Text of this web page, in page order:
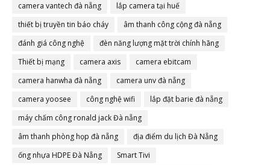
camera vantech đà nẵng
lắp camera tại huế
thiết bị truyền tin báo cháy
âm thanh công cộng đà nẵng
đánh giá công nghệ
đèn năng lượng mặt trời chính hãng
Thiết bị mạng
camera axis
camera ebitcam
camera hanwha đà nẵng
camera unv đà nẵng
camera yoosee
công nghệ wifi
lắp đặt barie đà nẵng
máy chấm công ronald jack Đà nẵng
âm thanh phòng họp đà nẵng
địa điểm du lịch Đà Nẵng
ống nhựa HDPE Đà Nẵng
Smart Tivi